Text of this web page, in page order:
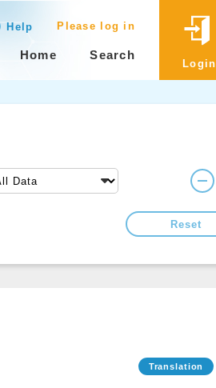
Help Please log in
Home Search
Login
Reset